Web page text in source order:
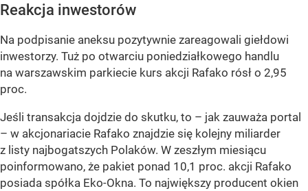
Reakcja inwestorów
Na podpisanie aneksu pozytywnie zareagowali giełdowi
inwestorzy. Tuż po otwarciu poniedziałkowego handlu
na warszawskim parkiecie kurs akcji Rafako rósł o 2,95
proc.
Jeśli transakcja dojdzie do skutku, to – jak zauważa portal
– w akcjonariacie Rafako znajdzie się kolejny miliarder
z listy najbogatszych Polaków. W zeszłym miesiącu
poinformowano, że pakiet ponad 10,1 proc. akcji Rafako
posiada spółka Eko-Okna. To największy producent okien